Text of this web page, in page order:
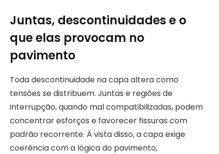
Juntas, descontinuidades e o
que elas provocam no
pavimento
Toda descontinuidade na capa altera como
tensões se distribuem. Juntas e regiões de
interrupção, quando mal compatibilizadas, podem
concentrar esforços e favorecer fissuras com
padrão recorrente. À vista disso, a capa exige
coerência com a lógica do pavimento,